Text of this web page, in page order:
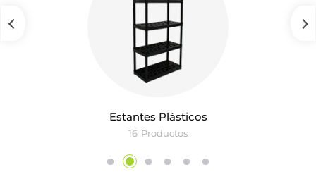
Estantes Plásticos
16 Productos